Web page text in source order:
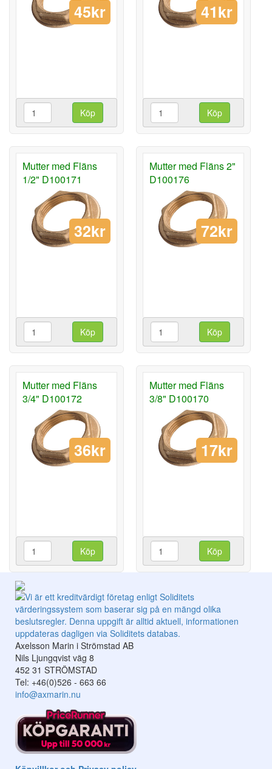
45kr
Köp
41kr
Köp
Mutter med Fläns
1/2" D100171
32kr
Köp
Mutter med Fläns 2"
D100176
72kr
Köp
Mutter med Fläns
3/4" D100172
36kr
Köp
Mutter med Fläns
3/8" D100170
17kr
Köp
Axelsson Marin i Strömstad AB
Nils Ljungqvist väg 8
452 31 STRÖMSTAD
Tel: +46(0)526 - 663 66
info@axmarin.nu